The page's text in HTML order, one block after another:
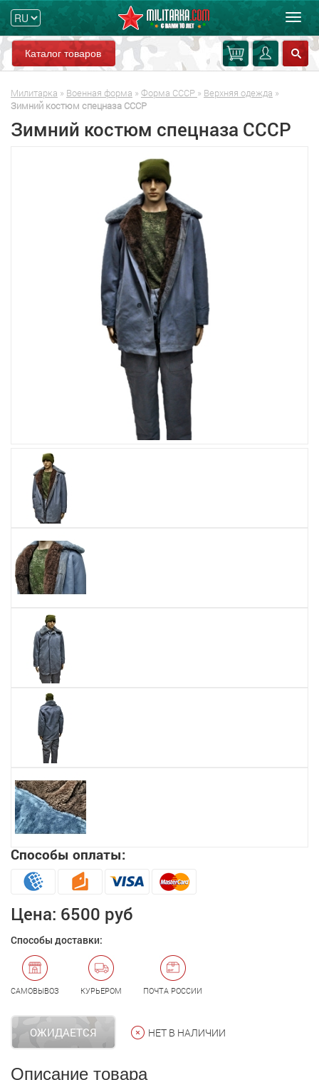
Каталог товаров
Милитарка » Военная форма » Форма СССР » Верхняя одежда »
Зимний костюм спецназа СССР
Зимний костюм спецназа СССР
Способы оплаты:
Цена: 6500 руб
Способы доставки:
САМОВЫВОЗ КУРЬЕРОМ ПОЧТА РОССИИ
ОЖИДАЕТСЯ НЕТ В НАЛИЧИИ
Описание товара